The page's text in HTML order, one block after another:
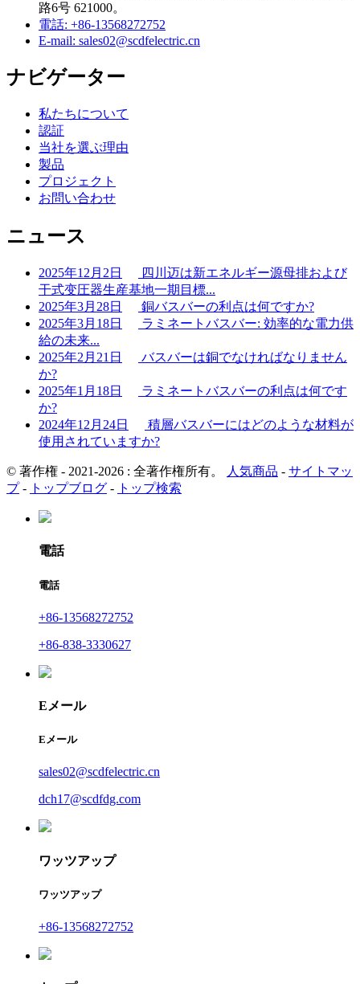
路6号 621000。
電話: +86-13568272752
E-mail: sales02@scdfelectric.cn
ナビゲーター
私たちについて
認証
当社を選ぶ理由
製品
プロジェクト
お問い合わせ
ニュース
2025年12月2日
四川迈は新エネルギー源母排および
干式变圧器生産基地一期目標...
2025年3月28日
銅バスバーの利点は何ですか?
2025年3月18日
ラミネートバスバー: 効率的な電力供
給の未来...
2025年2月21日
バスバーは銅でなければなりません
か?
2025年1月18日
ラミネートバスバーの利点は何です
か?
2024年12月24日
積層バスバーにはどのような材料が
使用されていますか?
© 著作権 - 2021-2026 : 全著作権所有。 人気商品 - サイトマッ
プ- トップブログ - トップ検索
電話
電話
+86-13568272752
+86-838-3330627
Eメール
Eメール
sales02@scdfelectric.cn
dch17@scdfdg.com
ワッツアップ
ワッツアップ
+86-13568272752